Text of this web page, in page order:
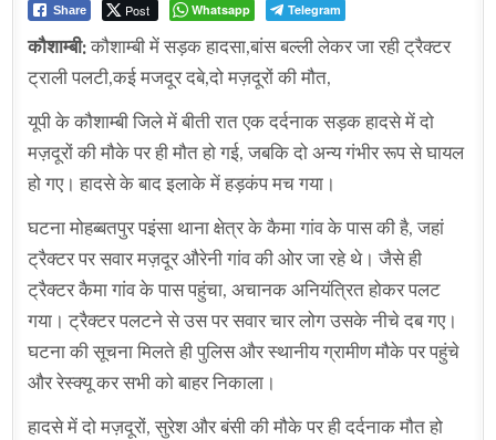
Share Post Whatsapp Telegram
कौशाम्बी:कौशाम्बी में सड़क हादसा,बांस बल्ली लेकर जा रही ट्रैक्टर
ट्राली पलटी,कई मजदूर दबे,दो मज़दूरों की मौत,
यूपी के कौशाम्बी जिले में बीती रात एक दर्दनाक सड़क हादसे में दो
मज़दूरों की मौके पर ही मौत हो गई, जबकि दो अन्य गंभीर रूप से घायल
हो गए। हादसे के बाद इलाके में हड़कंप मच गया।
घटना मोहब्बतपुर पइंसा थाना क्षेत्र के कैमा गांव के पास की है, जहां
ट्रैक्टर पर सवार मज़दूर औरेनी गांव की ओर जा रहे थे। जैसे ही
ट्रैक्टर कैमा गांव के पास पहुंचा, अचानक अनियंत्रित होकर पलट
गया। ट्रैक्टर पलटने से उस पर सवार चार लोग उसके नीचे दब गए।
घटना की सूचना मिलते ही पुलिस और स्थानीय ग्रामीण मौके पर पहुंचे
और रेस्क्यू कर सभी को बाहर निकाला।
हादसे में दो मज़दूरों, सुरेश और बंसी की मौके पर ही दर्दनाक मौत हो